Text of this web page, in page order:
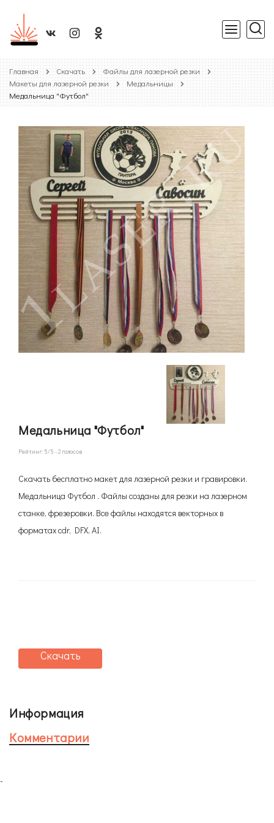
Главная Скачать
Файлы для лазерной резки
Макеты для лазерной резки
Медальницы
Медальница "Футбол"
Медальница "Футбол"
Рейтинг: 5/5 -2 голосов
Скачать бесплатно макет для лазерной резки и гравировки.
Медальница Футбол . Файлы созданы для резки на лазерном
станке, фрезеровки. Все файлы находятся векторных в
форматах cdr, DFX, AI.
Скачать
Информация
Комментарии
-